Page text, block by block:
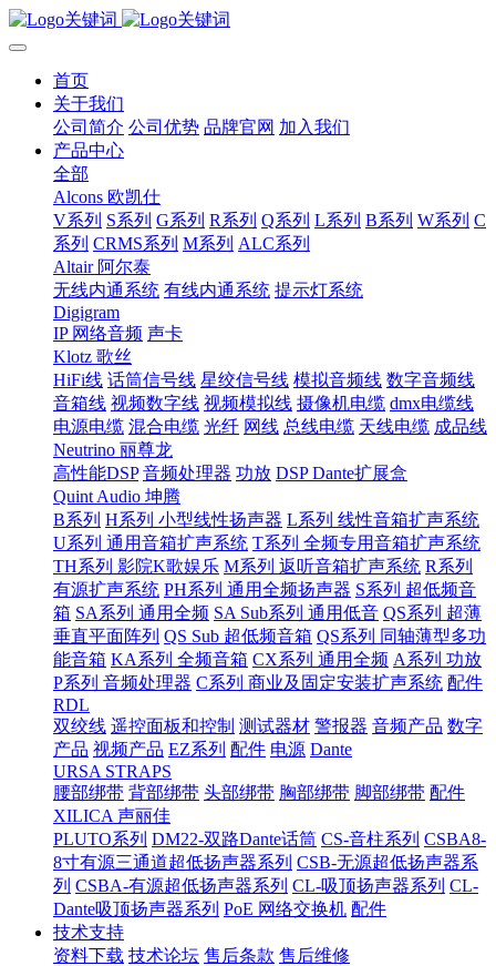
首页
关于我们
公司简介 公司优势 品牌官网 加入我们
产品中心
全部
Alcons 欧凯仕
V系列 S系列 G系列 R系列 Q系列 L系列 B系列 W系列 C
系列 CRMS系列 M系列 ALC系列
Altair 阿尔泰
无线内通系统 有线内通系统 提示灯系统
Digigram
IP 网络音频 声卡
Klotz 歌丝
HiFi线 话筒信号线 星绞信号线 模拟音频线 数字音频线
音箱线 视频数字线 视频模拟线 摄像机电缆 dmx电缆线
电源电缆 混合电缆 光纤 网线 总线电缆 天线电缆 成品线
Neutrino 丽尊龙
高性能DSP 音频处理器 功放 DSP Dante扩展盒
Quint Audio 坤腾
B系列 H系列 小型线性扬声器 L系列 线性音箱扩声系统
U系列 通用音箱扩声系统 T系列 全频专用音箱扩声系统
TH系列 影院K歌娱乐 M系列 返听音箱扩声系统 R系列
有源扩声系统 PH系列 通用全频扬声器 S系列 超低频音
箱 SA系列 通用全频 SA Sub系列 通用低音 QS系列 超薄
垂直平面阵列 QS Sub 超低频音箱 QS系列 同轴薄型多功
能音箱 KA系列 全频音箱 CX系列 通用全频 A系列 功放
P系列 音频处理器 C系列 商业及固定安装扩声系统 配件
RDL
双绞线 遥控面板和控制 测试器材 警报器 音频产品 数字
产品 视频产品 EZ系列 配件 电源 Dante
URSA STRAPS
腰部绑带 背部绑带 头部绑带 胸部绑带 脚部绑带 配件
XILICA 声丽佳
PLUTO系列 DM22-双路Dante话筒 CS-音柱系列 CSBA8-
8寸有源三通道超低扬声器系列 CSB-无源超低扬声器系
列 CSBA-有源超低扬声器系列 CL-吸顶扬声器系列 CL-
Dante吸顶扬声器系列 PoE 网络交换机 配件
技术支持
资料下载 技术论坛 售后条款 售后维修